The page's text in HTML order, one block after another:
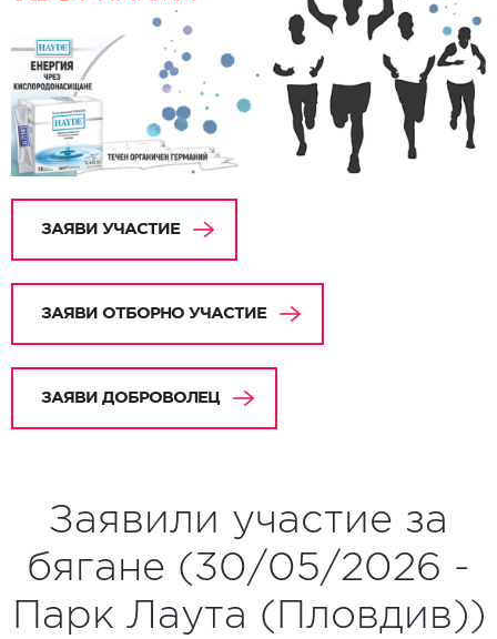
ЗАЯВИ УЧАСТИЕ
ЗАЯВИ ОТБОРНО УЧАСТИЕ
ЗАЯВИ ДОБРОВОЛЕЦ
Заявили участие за
бягане (30/05/2026 -
Парк Лаута (Пловдив))